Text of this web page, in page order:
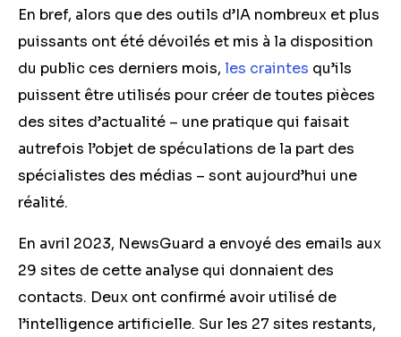
En bref, alors que des outils d’IA nombreux et plus
puissants ont été dévoilés et mis à la disposition
du public ces derniers mois, les craintes qu’ils
puissent être utilisés pour créer de toutes pièces
des sites d’actualité – une pratique qui faisait
autrefois l’objet de spéculations de la part des
spécialistes des médias – sont aujourd’hui une
réalité.
En avril 2023, NewsGuard a envoyé des emails aux
29 sites de cette analyse qui donnaient des
contacts. Deux ont confirmé avoir utilisé de
l’intelligence artificielle. Sur les 27 sites restants,